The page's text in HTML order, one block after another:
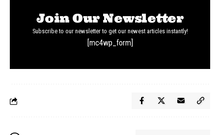
Join Our Newsletter
Subscribe to our newsletter to get our newest articles instantly!
[mc4wp_form]